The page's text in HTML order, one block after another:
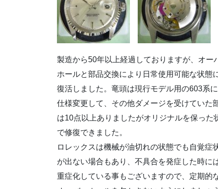
製造から50年以上経過しておりますが、オー
ホールと部品交換により日常使用可能な状態
復活しました。竜頭は現行モデル用の603系に
仕様変更して、その他ダメージを受けていた
は10点以上ありましたがオリジナルを保った
で修復できました。
ロレックスは機械が油切れの状態でも自覚症
が出ない場合もあり、不具合を発症した時に
重症化している事もございますので、定期的